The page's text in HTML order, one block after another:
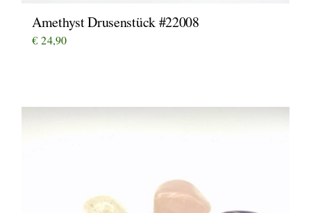
Amethyst Drusenstück #22008
€ 24,90